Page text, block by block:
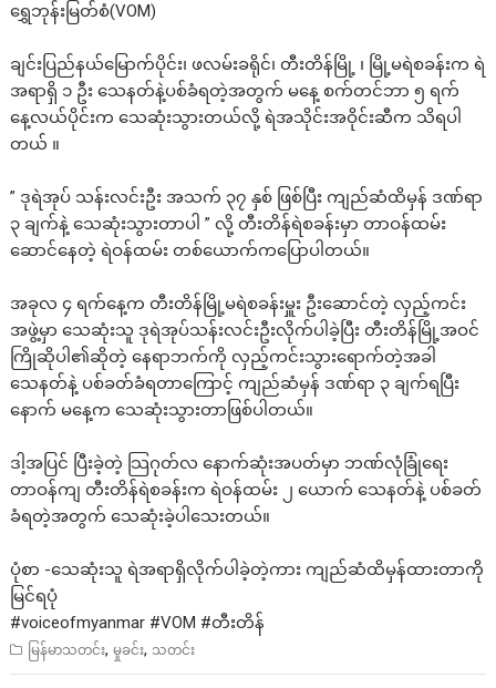
ရွှေဘုန်းမြတ်စံ(VOM)
ချင်းပြည်နယ်မြောက်ပိုင်း၊ ဖလမ်းခရိုင်၊ တီးတိန်မြို့ ၊ မြို့မရဲစခန်းက ရဲ
အရာရှိ ၁ ဦး သေနတ်နဲ့ပစ်ခံရတဲ့အတွက် မနေ့ စက်တင်ဘာ ၅ ရက်
နေ့လယ်ပိုင်းက သေဆုံးသွားတယ်လို့ ရဲအသိုင်းအဝိုင်းဆီက သိရပါ
တယ် ။
” ဒုရဲအုပ် သန်းလင်းဦး အသက် ၃၇ နှစ် ဖြစ်ပြီး ကျည်ဆံထိမှန် ဒဏ်ရာ
၃ ချက်နဲ့ သေဆုံးသွားတာပါ ” လို့ တီးတိန်ရဲစခန်းမှာ တာဝန်ထမ်း
ဆောင်နေတဲ့ ရဲဝန်ထမ်း တစ်ယောက်ကပြောပါတယ်။
အခုလ ၄ ရက်နေ့က တီးတိန်မြို့မရဲစခန်းမှူး ဦးဆောင်တဲ့ လှည့်ကင်း
အဖွဲ့မှာ သေဆုံးသူ ဒုရဲအုပ်သန်းလင်းဦးလိုက်ပါခဲ့ပြီး တီးတိန်မြို့အဝင်
ကြိုဆိုပါ၏ဆိုတဲ့ နေရာဘက်ကို လှည့်ကင်းသွားရောက်တဲ့အခါ
သေနတ်နဲ့ ပစ်ခတ်ခံရတာကြောင့် ကျည်ဆံမှန် ဒဏ်ရာ ၃ ချက်ရပြီး
နောက် မနေ့က သေဆုံးသွားတာဖြစ်ပါတယ်။
ဒါ့အပြင် ပြီးခဲ့တဲ့ သြဂုတ်လ နောက်ဆုံးအပတ်မှာ ဘဏ်လုံခြုံရေး
တာဝန်ကျ တီးတိန်ရဲစခန်းက ရဲဝန်ထမ်း ၂ ယောက် သေနတ်နဲ့ ပစ်ခတ်
ခံရတဲ့အတွက် သေဆုံးခဲ့ပါသေးတယ်။
ပုံစာ -သေဆုံးသူ ရဲအရာရှိလိုက်ပါခဲ့တဲ့ကား ကျည်ဆံထိမှန်ထားတာကို
မြင်ရပုံ
#voiceofmyanmar #VOM #တီးတိန
မြန်မာသတင်း,မှုခင်း, သတင်း